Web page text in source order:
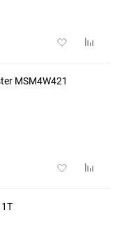
Добавить
MSM4W421
Добавить